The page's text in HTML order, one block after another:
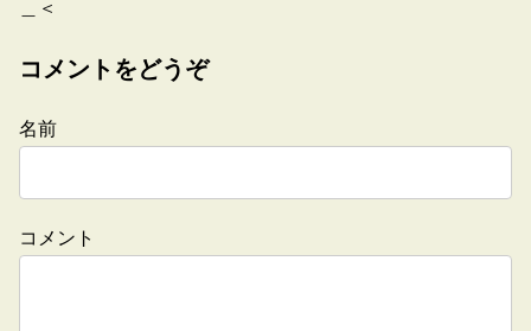
＿＜
コメントをどうぞ
名前
コメント